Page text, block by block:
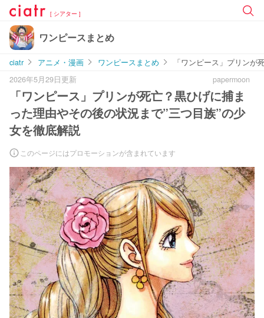
[ シアター ]
ワンピースまとめ
ciatr アニメ・漫画 ワンピースまとめ
「ワンピース」プリンが
2026年5月29日更新
papermoon
「ワンピース」プリンが死亡？黒ひげに捕ま
った理由やその後の状況まで”三つ目族”の少
女を徹底解説
このページにはプロモーションが含まれています